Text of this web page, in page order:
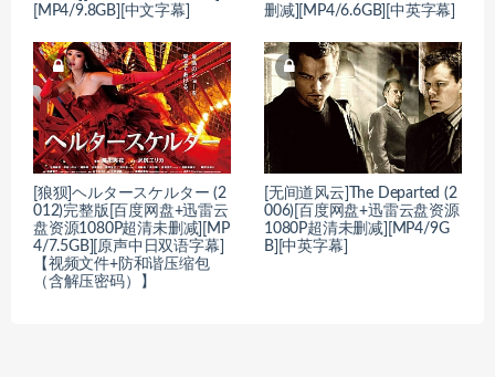
[MP4/9.8GB][中文字幕]
删减][MP4/6.6GB][中英字幕]
[狼狈]ヘルタースケルター (2
012)完整版[百度网盘+迅雷云
盘资源1080P超清未删减][MP
4/7.5GB][原声中日双语字幕]
【视频文件+防和谐压缩包
（含解压密码）】
[无间道风云]The Departed (2
006)[百度网盘+迅雷云盘资源
1080P超清未删减][MP4/9G
B][中英字幕]